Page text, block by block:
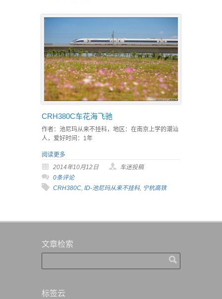
CRH380C车花海飞驰
作者：池尼玛从来不挂科，地区：在南京上学的潮汕
人，爱好时间：1年
阅读更多
2014年10月12日
车迷投稿
0条评论
CRH380C ID-池尼玛从来不挂科, 宁杭高铁
文章检索
标签云